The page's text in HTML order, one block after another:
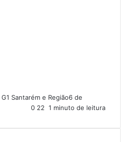
G1 Santarém e Região6 de
0 22 1 minuto de leitura